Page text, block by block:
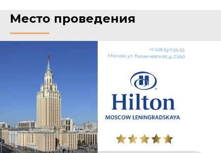
Место проведения
+7 495 627-55-55
Москва, ул. Каланчёвская, д. 21/40